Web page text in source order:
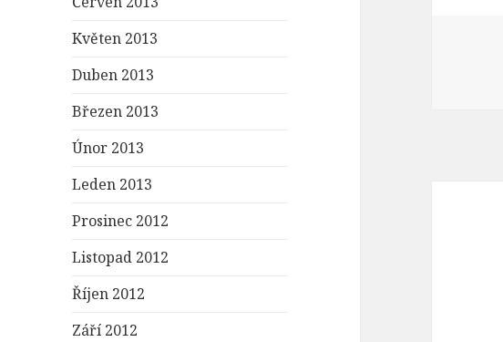
Květen 2013
Duben 2013
Březen 2013
Únor 2013
Leden 2013
Prosinec 2012
Listopad 2012
Říjen 2012
Září 2012